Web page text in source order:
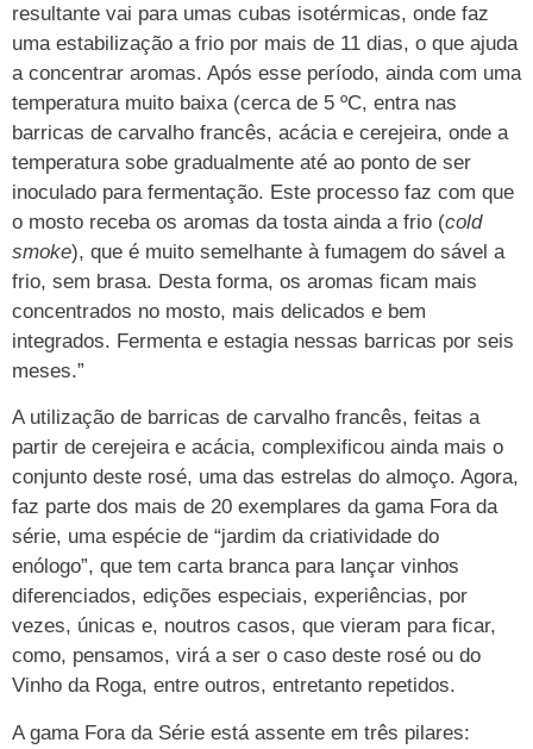
resultante vai para umas cubas isotérmicas, onde faz
uma estabilização a frio por mais de 11 dias, o que ajuda
a concentrar aromas. Após esse período, ainda com uma
temperatura muito baixa (cerca de 5 ºC, entra nas
barricas de carvalho francês, acácia e cerejeira, onde a
temperatura sobe gradualmente até ao ponto de ser
inoculado para fermentação. Este processo faz com que
o mosto receba os aromas da tosta ainda a frio (cold
smoke), que é muito semelhante à fumagem do sável a
frio, sem brasa. Desta forma, os aromas ficam mais
concentrados no mosto, mais delicados e bem
integrados. Fermenta e estagia nessas barricas por seis
meses.”
A utilização de barricas de carvalho francês, feitas a
partir de cerejeira e acácia, complexificou ainda mais o
conjunto deste rosé, uma das estrelas do almoço. Agora,
faz parte dos mais de 20 exemplares da gama Fora da
série, uma espécie de “jardim da criatividade do
enólogo”, que tem carta branca para lançar vinhos
diferenciados, edições especiais, experiências, por
vezes, únicas e, noutros casos, que vieram para ficar,
como, pensamos, virá a ser o caso deste rosé ou do
Vinho da Roga, entre outros, entretanto repetidos.
A gama Fora da Série está assente em três pilares: